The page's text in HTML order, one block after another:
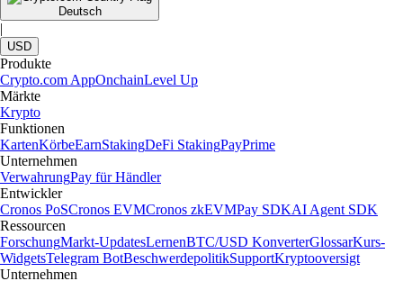
Deutsch
|
USD
Produkte
Crypto.com AppOnchainLevel Up
Märkte
Krypto
Funktionen
KartenKörbeEarnStakingDeFi StakingPayPrime
Unternehmen
VerwahrungPay für Händler
Entwickler
Cronos PoSCronos EVMCronos zkEVMPay SDKAI Agent SDK
Ressourcen
ForschungMarkt-UpdatesLernenBTC/USD KonverterGlossarKurs-
WidgetsTelegram BotBeschwerdepolitikSupportKryptooversigt
Unternehmen